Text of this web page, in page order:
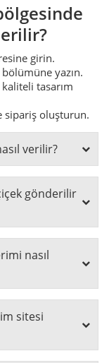
girin.
yazın.
tasarım
sipariş oluşturun.
verilir?
gönderilir
nasıl
sitesi